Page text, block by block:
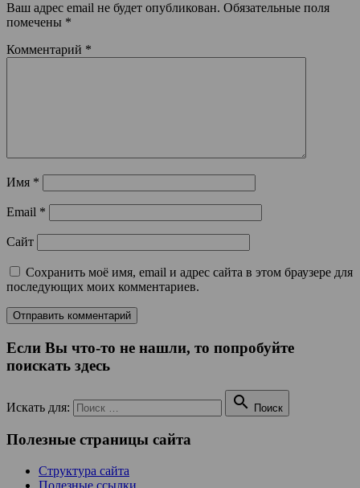
Ваш адрес email не будет опубликован. Обязательные поля
помечены *
Комментарий *
Имя *
Email *
Сайт
Сохранить моё имя, email и адрес сайта в этом браузере для
последующих моих комментариев.
Если Вы что-то не нашли, то попробуйте
поискать здесь
Искать для:  Поиск
Полезные страницы сайта
Структура сайта